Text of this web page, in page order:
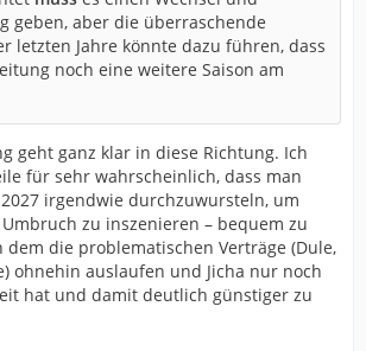
geben, aber die überraschende
letzten Jahre könnte dazu führen, dass
noch eine weitere Saison am
geht ganz klar in diese Richtung. Ich
für sehr wahrscheinlich, dass man
irgendwie durchzuwursteln, um
zu inszenieren – bequem zu
dem die problematischen Verträge (Dule,
ohnehin auslaufen und Jicha nur noch
hat und damit deutlich günstiger zu